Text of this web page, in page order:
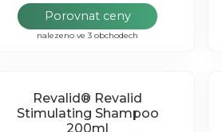
Porovnat ceny
nalezeno ve 3 obchodech
Revalid® Revalid
Stimulating Shampoo
200ml